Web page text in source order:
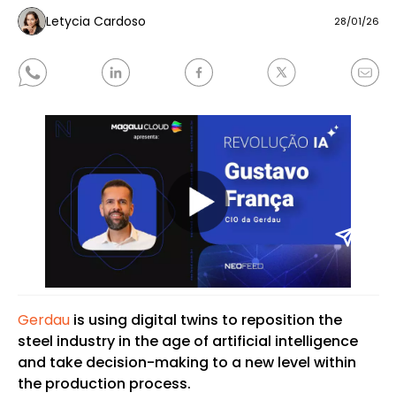
Letycia Cardoso 28/01/26
Gerdauis using digital twins to reposition the
steel industry in the age of artificial intelligence
and take decision-making to a new level within
the production process.